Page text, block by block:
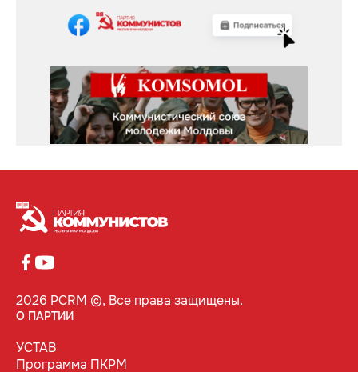
2026 PCRM ©, Все права защищены.
О ПАРТИИ
УСТАВ
Программа ПКРМ